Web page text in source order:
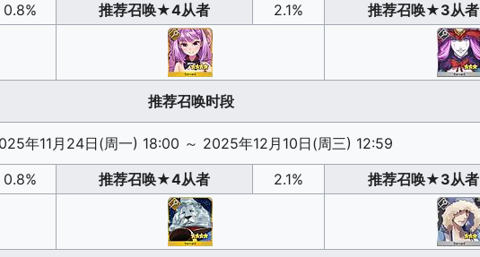
0.8% 推荐召唤★4从者 2.1% 推荐召唤★3从者
推荐召唤时段
年11月24日(周一) 18:00 ～ 2025年12月10日(周三) 12:59
0.8% 推荐召唤★4从者 2.1% 推荐召唤★3从者